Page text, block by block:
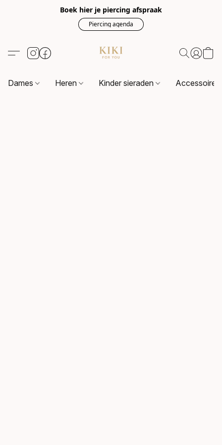
Boek hier je piercing afspraak
Piercing agenda
Dames Heren Kinder sieraden Accessoires